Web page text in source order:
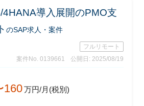
ステム導入展開計画の策定、実行
ジュールの作成
4HANA導入展開のPMO支
のSAP求人・案件
フルリモート
案件No. 0139661
公開日: 2025/08/19
160万円/月(税別)